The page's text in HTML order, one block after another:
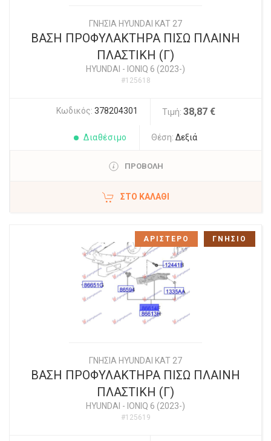
ΓΝΗΣΙΑ HYUNDAI KAT 27
ΒΑΣΗ ΠΡΟΦΥΛΑΚΤΗΡΑ ΠΙΣΩ ΠΛΑΙΝΗ
ΠΛΑΣΤΙΚΗ (Γ)
HYUNDAI - IONIQ 6 (2023-)
#125618
Κωδικός: 378204301 Τιμή: 38,87 €
Διαθέσιμο Θέση: Δεξιά
ΠΡΟΒΟΛΗ
ΣΤΟ ΚΑΛΆΘΙ
ΓΝΗΣΙΑ HYUNDAI KAT 27
ΒΑΣΗ ΠΡΟΦΥΛΑΚΤΗΡΑ ΠΙΣΩ ΠΛΑΙΝΗ
ΠΛΑΣΤΙΚΗ (Γ)
HYUNDAI - IONIQ 6 (2023-)
#125619
ΑΡΙΣΤΕΡΟ ΓΝΗΣΙΟ